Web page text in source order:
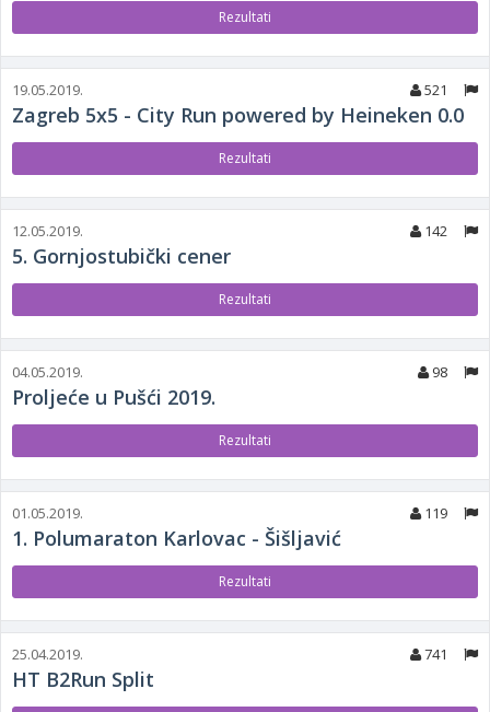
Rezultati
19.05.2019. 521
Zagreb 5x5 - City Run powered by Heineken 0.0
Rezultati
12.05.2019. 142
5. Gornjostubički cener
Rezultati
04.05.2019. 98
Proljeće u Pušći 2019.
Rezultati
01.05.2019. 119
1. Polumaraton Karlovac - Šišljavić
Rezultati
25.04.2019. 741
HT B2Run Split